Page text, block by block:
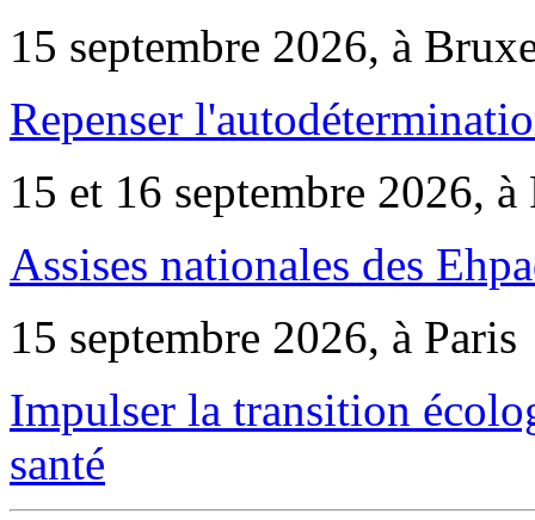
15 septembre 2026, à
Repenser
15 et 16 septembre 2026, à
Assises nationales des
15 septembre 2026, à Paris
Impulser la transition
santé